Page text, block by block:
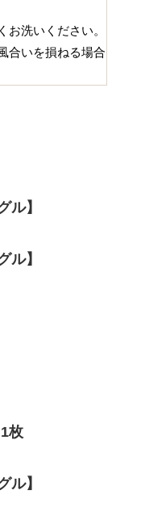
お洗いください。
合いを損ねる場合
ル】
ル】
枚
ル】